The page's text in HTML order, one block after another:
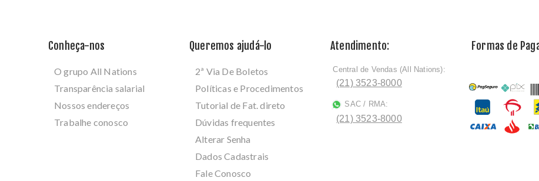
Conheça-nos
O grupo All Nations
Transparência salarial
Nossos endereços
Trabalhe conosco
Queremos ajudá-lo
2ª Via De Boletos
Políticas e Procedimentos
Tutorial de Fat. direto
Dúvidas frequentes
Alterar Senha
Dados Cadastrais
Fale Conosco
Atendimento:
ﾠCentral de Vendas (All Nations):
(21) 3523-8000
SAC / RMA:
(21) 3523-8000
Formas de